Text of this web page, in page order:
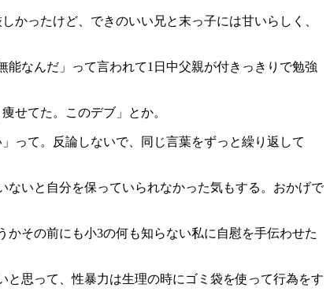
かったけど、できのいい兄と末っ子には甘いらしく、
なんだ」って言われて1日中父親が付きっきりで勉強
せてた。このデブ」とか。
って。反論しないで、同じ言葉をずっと繰り返して
いと自分を保っていられなかった気もする。おかげで
その前にも小3の何も知らない私に自慰を手伝わせた
思って、性暴力は生理の時にゴミ袋を使って行為をす